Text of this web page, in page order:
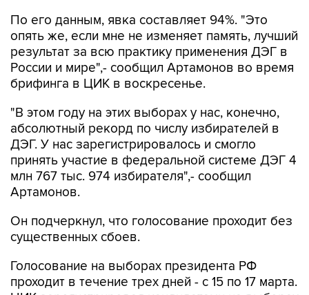
По его данным, явка составляет 94%. "Это
опять же, если мне не изменяет память, лучший
результат за всю практику применения ДЭГ в
России и мире",- сообщил Артамонов во время
брифинга в ЦИК в воскресенье.
"В этом году на этих выборах у нас, конечно,
абсолютный рекорд по числу избирателей в
ДЭГ. У нас зарегистрировалось и смогло
принять участие в федеральной системе ДЭГ 4
млн 767 тыс. 974 избирателя",- сообщил
Артамонов.
Он подчеркнул, что голосование проходит без
существенных сбоев.
Голосование на выборах президента РФ
проходит в течение трех дней - с 15 по 17 марта.